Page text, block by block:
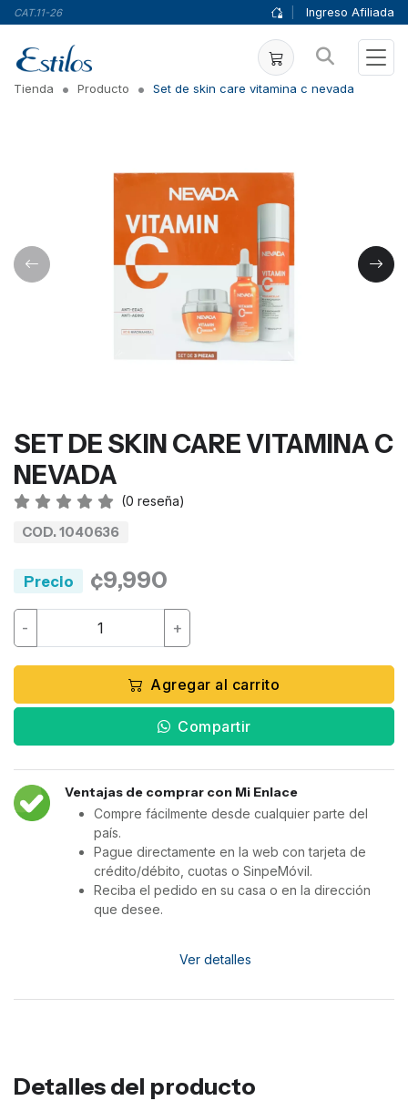
CAT.11-26 Ingreso Afiliada
Tienda Producto Set de skin care vitamina c nevada
SET DE SKIN CARE VITAMINA C
NEVADA
(0 reseña)
COD. 1040636
Precio ¢9,990
- +
Agregar al carrito
Compartir
Ventajas de comprar con Mi Enlace
Compre fácilmente desde cualquier parte del
país.
Pague directamente en la web con tarjeta de
crédito/débito, cuotas o SinpeMóvil.
Reciba el pedido en su casa o en la dirección
que desee.
Ver detalles
Detalles del producto